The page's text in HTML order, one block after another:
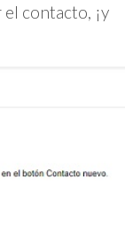
contacto, ¡y